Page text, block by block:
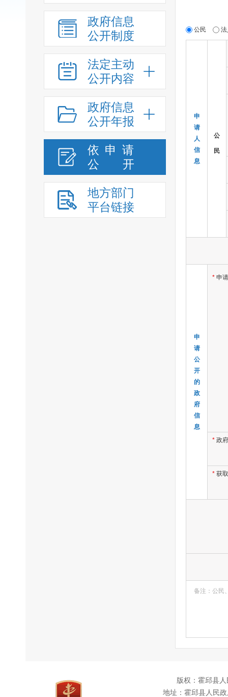
政府信息
公开制度
法定主动
公开内容
政府信息
公开年报
依申请
公
开
地方部门
平台链接
公民
申
请
人
信
息
公
民
申
请
公
开
的
政
府
信
息
* 申
* 政
* 获
备注：公民
版权：霍邱县
地址：霍邱县人民